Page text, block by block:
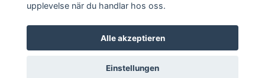
© 2026 Turtle Nordic Austria
upplevelse när du handlar hos oss.
Alle akzeptieren
Einstellungen